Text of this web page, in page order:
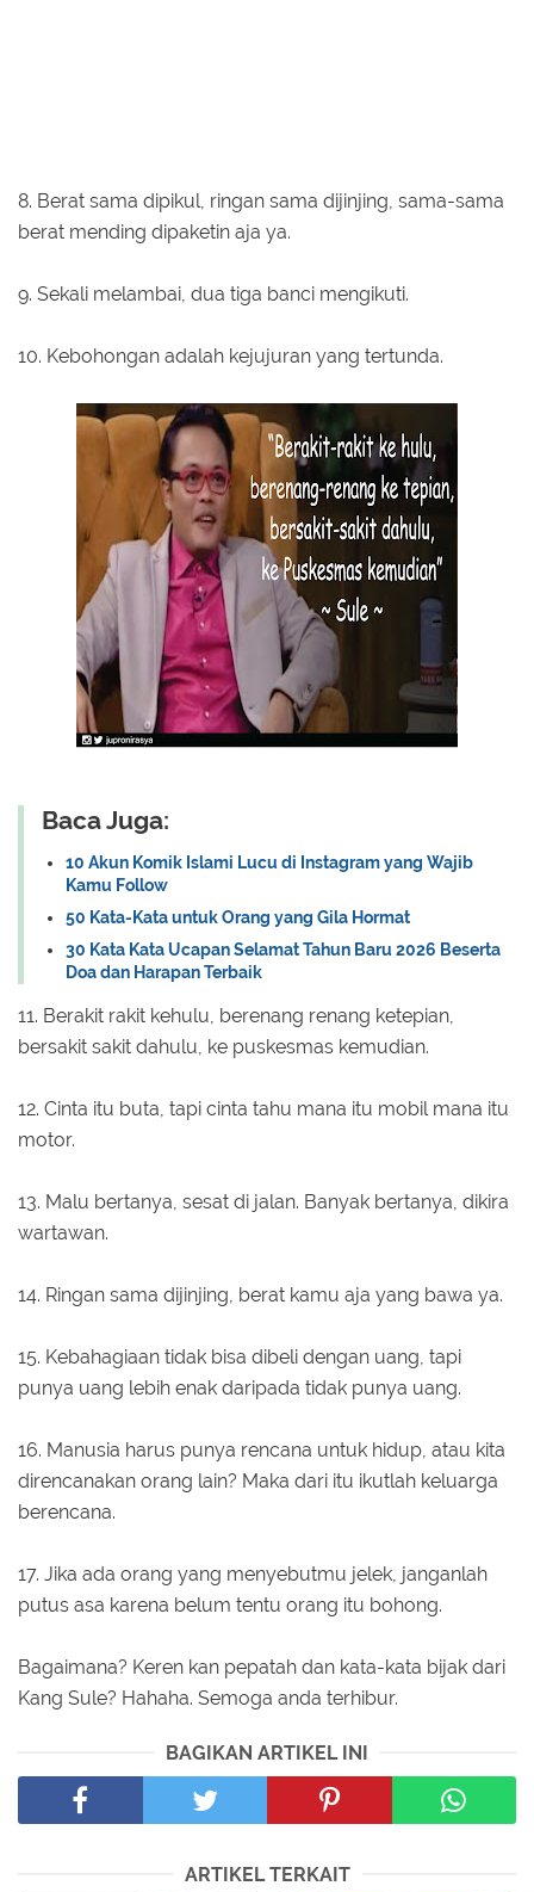
8. Berat sama dipikul, ringan sama dijinjing, sama-sama
berat mending dipaketin aja ya.
9. Sekali melambai, dua tiga banci mengikuti.
10. Kebohongan adalah kejujuran yang tertunda.
Baca Juga:
10 Akun Komik Islami Lucu di Instagram yang Wajib
Kamu Follow
50 Kata-Kata untuk Orang yang Gila Hormat
30 Kata Kata Ucapan Selamat Tahun Baru 2026 Beserta
Doa dan Harapan Terbaik
11. Berakit rakit kehulu, berenang renang ketepian,
bersakit sakit dahulu, ke puskesmas kemudian.
12. Cinta itu buta, tapi cinta tahu mana itu mobil mana itu
motor.
13. Malu bertanya, sesat di jalan. Banyak bertanya, dikira
wartawan.
14. Ringan sama dijinjing, berat kamu aja yang bawa ya.
15. Kebahagiaan tidak bisa dibeli dengan uang, tapi
punya uang lebih enak daripada tidak punya uang.
16. Manusia harus punya rencana untuk hidup, atau kita
direncanakan orang lain? Maka dari itu ikutlah keluarga
berencana.
17. Jika ada orang yang menyebutmu jelek, janganlah
putus asa karena belum tentu orang itu bohong.
Bagaimana? Keren kan pepatah dan kata-kata bijak dari
Kang Sule? Hahaha. Semoga anda terhibur.
BAGIKAN ARTIKEL INI
ARTIKEL TERKAIT